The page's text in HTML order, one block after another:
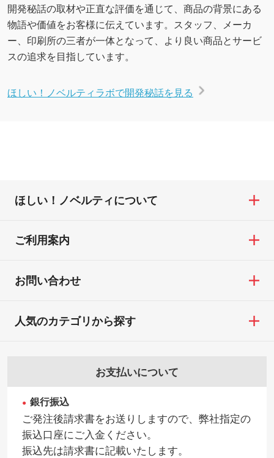
開発秘話の取材や正直な評価を通じて、商品の背景にある
物語や価値をお客様に伝えています。スタッフ、メーカ
ー、印刷所の三者が一体となって、より良い商品とサービ
スの追求を目指しています。
ほしい！ノベルティラボで開発秘話を見る
ほしい！ノベルティについて
ご利用案内
お問い合わせ
お支払いについて
銀行振込
ご発注後請求書をお送りしますので、弊社指定の
振込口座にご入金ください。
振込先は請求書に記載いたします。
人気のカテゴリから探す